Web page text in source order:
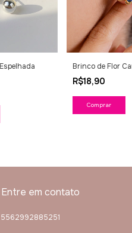
Brinco de Flor
R$18,90
Entre em contato
5562992885251